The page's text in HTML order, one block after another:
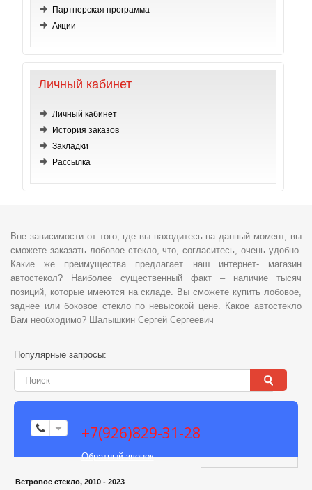
Партнерская программа
Акции
Личный кабинет
Личный кабинет
История заказов
Закладки
Рассылка
Вне зависимости от того, где вы находитесь на данный момент, вы
сможете заказать лобовое стекло, что, согласитесь, очень удобно.
Какие же преимущества предлагает наш интернет- магазин
автостекол? Наиболее существенный факт – наличие тысяч
позиций, которые имеются на складе. Вы сможете купить лобовое,
заднее или боковое стекло по невысокой цене. Какое автостекло
Вам необходимо? Шалышкин Сергей Сергеевич
Популярные запросы:
+7(926)829-31-28
Обратный звонок
Ветровое стекло, 2010 - 2023